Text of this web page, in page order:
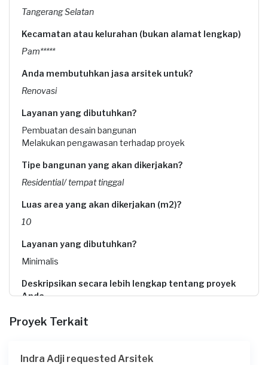
Tangerang Selatan
Kecamatan atau kelurahan (bukan alamat lengkap)
Pam*****
Anda membutuhkan jasa arsitek untuk?
Renovasi
Layanan yang dibutuhkan?
Pembuatan desain bangunan
Melakukan pengawasan terhadap proyek
Tipe bangunan yang akan dikerjakan?
Residential/ tempat tinggal
Luas area yang akan dikerjakan (m2)?
10
Layanan yang dibutuhkan?
Minimalis
Deskripsikan secara lebih lengkap tentang proyek
Anda
31-05-2025
Proyek Terkait
Indra Adji requested Arsitek